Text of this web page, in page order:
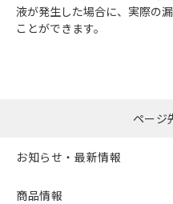
液が発生した場合に、実際の
ことができます。
ページ
お知らせ・最新情報
商品情報